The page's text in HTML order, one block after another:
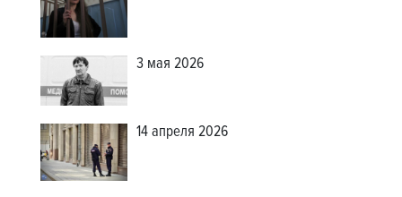
3 мая 2026
14 апреля 2026